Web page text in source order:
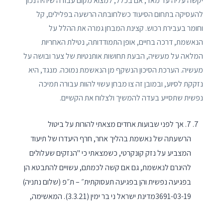
להעסיקה בתחום הסיעוד כשלחובתה הרשעה בפלילים, קל
וחומר בעבירת רכוש. קצינת המבחן גמרה את ההלל על
הנאשמת, דרכה בחיים, אופן התמודדותה, נטילת האחריות
המלאה על מעשיה, הבעת תחושות אותנטיות של צער ובושה על
מעשיה. הערכת הסיכון הנשקף מן הנאשמת נמוכה. מנגד, היא
נזקקת לסיוע, ובמובן זה צו מבחן עשוי להוות עבורה תמיכה
נפשית שתסייע בעדה להמשיך ולצלוח את הקשיים.
7. אך לפני שבועות אחדים מצאתי להורות על ביטול
הרשעתה של נאשמת בהליך אחר, חרף היעדרו של תיעוד
המצביע על נזק קונקרטי, כשמצאתי כי "הנזקים שעלולים
להיגרם לנאשמת, גם אם קשה לכמתם, עשויים להתבטא הן
בפגיעה נפשית והן בפגיעה תעסוקתית״ – ת״פ (שלום נתניה)
3691-03-19מדינת ישראל ני בר ימין (3.3.21). המאשימה,